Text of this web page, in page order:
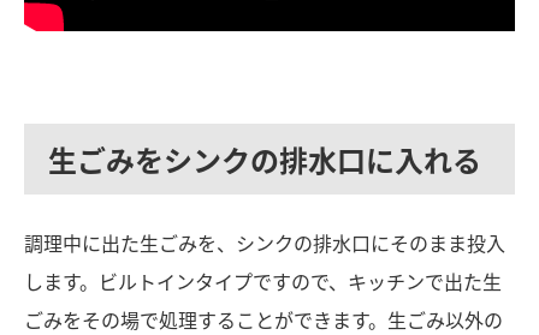
生ごみをシンクの排水口に入れる
調理中に出た生ごみを、シンクの排水口にそのまま投入
します。ビルトインタイプですので、キッチンで出た生
ごみをその場で処理することができます。 生ごみ以外の